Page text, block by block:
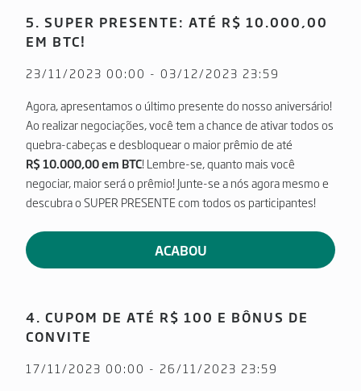
5. SUPER PRESENTE: ATÉ R$ 10.000,00
EM BTC!
23/11/2023 00:00 - 03/12/2023 23:59
Agora, apresentamos o último presente do nosso aniversário!
Ao realizar negociações, você tem a chance de ativar todos os
quebra-cabeças e desbloquear o maior prêmio de até
R$ 10.000,00 em BTC! Lembre-se, quanto mais você
negociar, maior será o prêmio! Junte-se a nós agora mesmo e
descubra o SUPER PRESENTE com todos os participantes!
ACABOU
4. CUPOM DE ATÉ R$ 100 E BÔNUS DE
CONVITE
17/11/2023 00:00 - 26/11/2023 23:59